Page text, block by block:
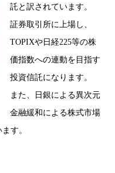
託と訳されています。
証券取引所に上場し、
TOPIXや日経225等の株
価指数への連動を目指す
投資信託になります。
また、日銀による異次元
金融緩和による株式市場
す。